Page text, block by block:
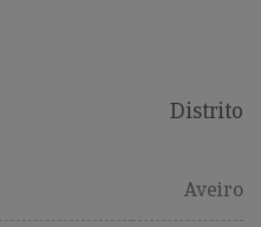
Distrito
Aveiro